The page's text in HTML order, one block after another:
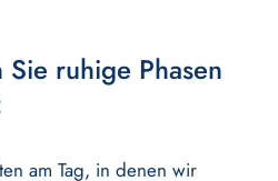
ruhige Phasen
am Tag, in denen wir